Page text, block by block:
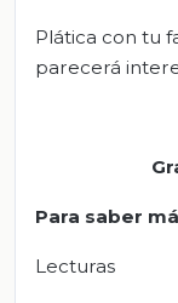
Plática con tu
parecerá
Para saber
Lecturas